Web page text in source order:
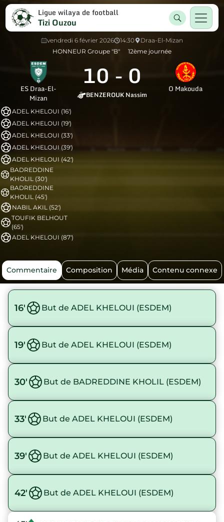
Ligue wilaya de football
Tizi Ouzou
vendredi 6 février 2026 14:30
Draa-El-Mizan
HONNEUR Groupe "B"
12ème journée
ES Draa-El-
Mizan
10 - 0
BENZEROUK Nassim
O Makouda
ADEL KHELOUI (16')
ADEL KHELOUI (19')
ADEL KHELOUI (33')
ADEL KHELOUI (39')
ADEL KHELOUI (42')
BADREDDINE
KHOLIL (30')
BADREDDINE
KHOLIL (45')
NABIL AKIL (52')
TOUFIK BELHOUT
(65')
ADEL KHELOUI (87')
Commentaire Composition Média Contenu connexe
16' But de ADEL KHELOUI (ESDEM)
19' But de ADEL KHELOUI (ESDEM)
30' But de BADREDDINE KHOLIL (ESDEM)
33' But de ADEL KHELOUI (ESDEM)
39' But de ADEL KHELOUI (ESDEM)
42' But de ADEL KHELOUI (ESDEM)